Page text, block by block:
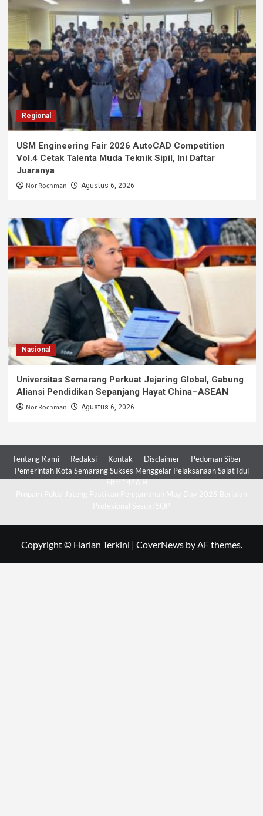
Regional
USM Engineering Fair 2026 AutoCAD Competition
Vol.4 Cetak Talenta Muda Teknik Sipil, Ini Daftar
Juaranya
Nor Rochman Agustus 6, 2026
Nasional
Universitas Semarang Perkuat Jejaring Global, Gabung
Aliansi Pendidikan Sepanjang Hayat China–ASEAN
Nor Rochman Agustus 6, 2026
Tentang Kami Redaksi Kontak Disclaimer
Pedoman Siber
Pemerintah Kota Semarang Sukses Menggelar Pelaksanaan Salat Idul
Copyright © Harian Terkini | CoverNewsby AF themes.